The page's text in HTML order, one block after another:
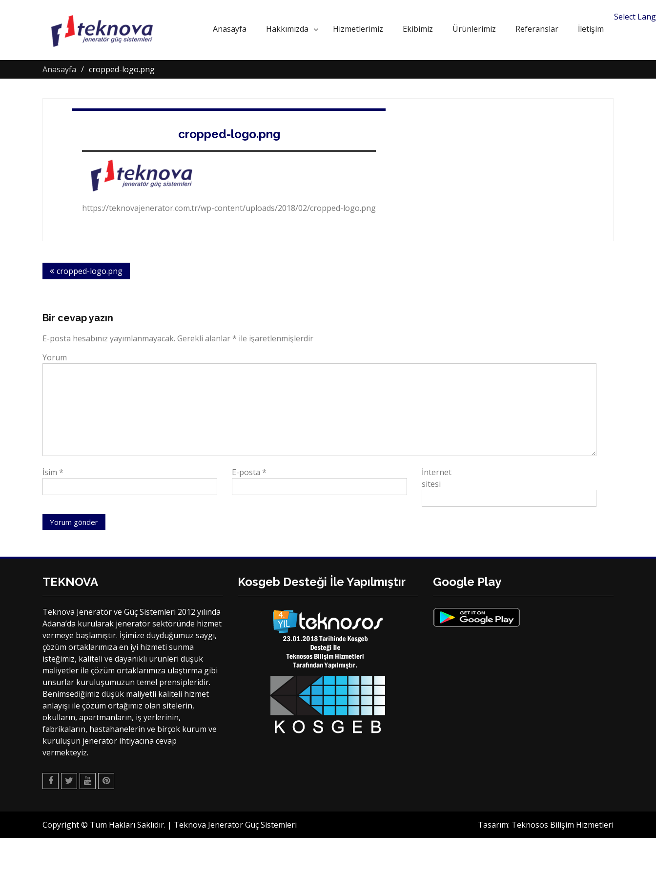
Anasayfa Hakkımızda Hizmetlerimiz Ekibimiz Ürünlerimiz Referanslar İletişim
Select
Anasayfa cropped-logo.png
cropped-logo.png
https://teknovajenerator.com.tr/wp-content/uploads/2018/02/cropped-logo.png
Yazı
dolaşımı
cropped-logo.png
Bir cevap yazın
E-posta hesabınız yayımlanmayacak. Gerekli alanlar* ile işaretlenmişlerdir
Yorum
İsim * E-posta*
İnternet
sitesi
TEKNOVA
Teknova Jeneratör ve Güç Sistemleri 2012 yılında
Adana’da kurularak jeneratör sektöründe hizmet
vermeye başlamıştır. İşimize duyduğumuz saygı,
çözüm ortaklarımıza en iyi hizmeti sunma
isteğimiz, kaliteli ve dayanıklı ürünleri düşük
maliyetler ile çözüm ortaklarımıza ulaştırma gibi
unsurlar kuruluşumuzun temel prensipleridir.
Benimsediğimiz düşük maliyetli kaliteli hizmet
anlayışı ile çözüm ortağımız olan sitelerin,
okulların, apartmanların, iş yerlerinin,
fabrikaların, hastahanelerin ve birçok kurum ve
kuruluşun jeneratör ihtiyacına cevap
vermekteyiz.
Kosgeb Desteği İle Yapılmıştır Google Play
Copyright © Tüm Hakları Saklıdır. | Teknova Jeneratör Güç Sistemleri Tasarım: Teknosos Bilişim Hizmetleri